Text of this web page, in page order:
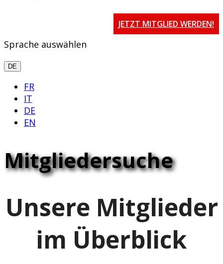
JETZT MITGLIED WERDEN!
Sprache auswählen
DE
FR
IT
DE
EN
Mitgliedersuche
Unsere Mitglieder
im Überblick